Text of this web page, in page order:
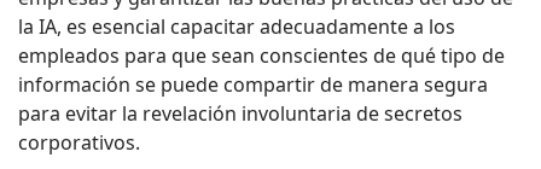
la IA, es esencial capacitar adecuadamente a los
empleados para que sean conscientes de qué tipo de
información se puede compartir de manera segura
para evitar la revelación involuntaria de secretos
corporativos.